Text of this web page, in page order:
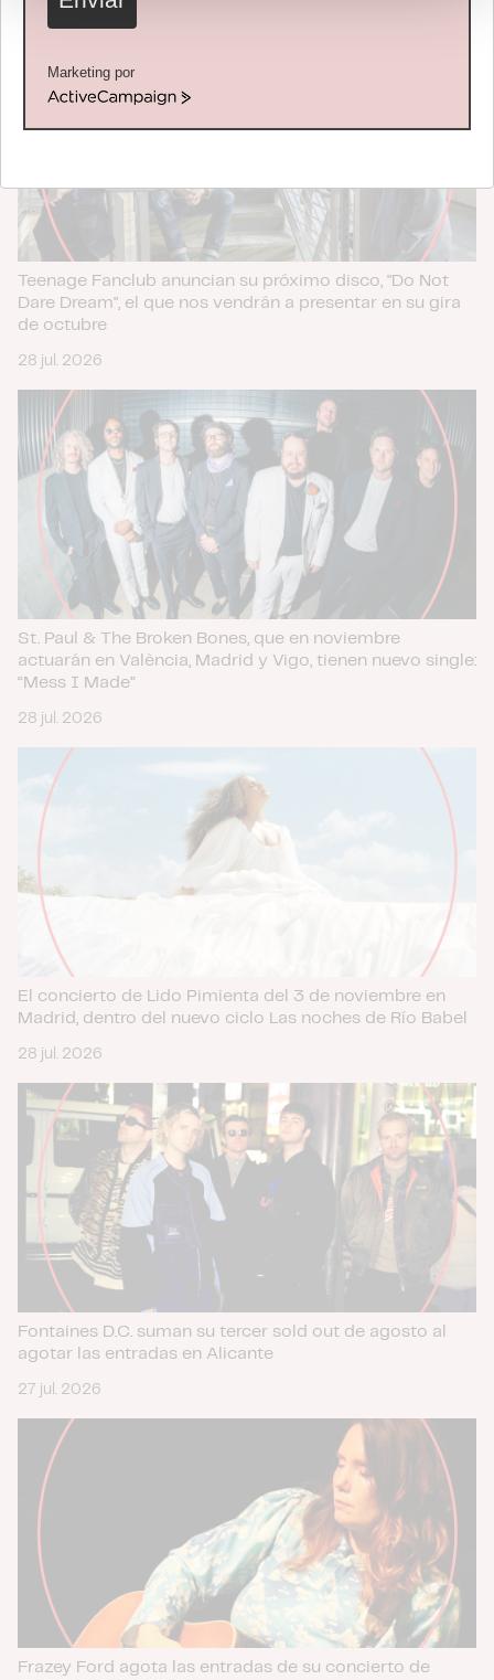
Las cookies de este sitio web se usan para personalizar
el contenido y los anuncios, ofrecer funciones de redes
sociales y analizar el tráfico. Además, compartimos
web, quienes pueden combinarla con otra información
que les haya proporcionado o que hayan recopilado a
partir del uso que haya hecho de sus servicios.
Teenage Fanclub anuncian su próximo disco, "Do Not
Dare Dream", el que nos vendrán a presentar en su gira
de octubre
28 jul. 2026
St. Paul & The Broken Bones, que en noviembre
actuarán en València, Madrid y Vigo, tienen nuevo single:
“Mess I Made”
28 jul. 2026
El concierto de Lido Pimienta del 3 de noviembre en
Madrid, dentro del nuevo ciclo Las noches de Río Babel
28 jul. 2026
Fontaines D.C. suman su tercer sold out de agosto al
agotar las entradas en Alicante
27 jul. 2026
Frazey Ford agota las entradas de su concierto de
Marketing por
ActiveCampaign